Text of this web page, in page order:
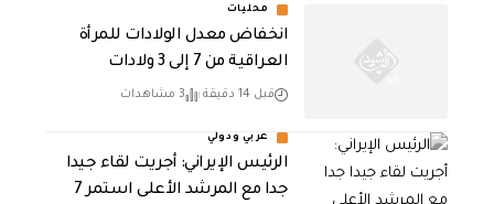
محليات
انخفاض معدل الولادات للمرأة
العراقية من 7 إلى 3 ولادات
قبل 14 دقيقة 3 مشاهدات
عربي ودولي
الرئيس الإيراني: أجريت لقاء جيدا
جدا مع المرشد الأعلى استمر 7